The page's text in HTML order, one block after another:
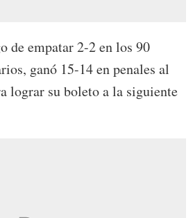
de empatar 2-2 en los 90
ganó 15-14 en penales al
lograr su boleto a la siguiente